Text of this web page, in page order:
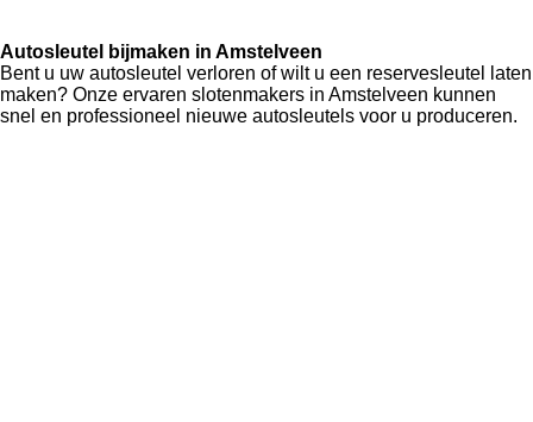
Autosleutel bijmaken in Amstelveen
Bent u uw autosleutel verloren of wilt u een reservesleutel laten
maken? Onze ervaren slotenmakers in Amstelveen kunnen
snel en professioneel nieuwe autosleutels voor u produceren.